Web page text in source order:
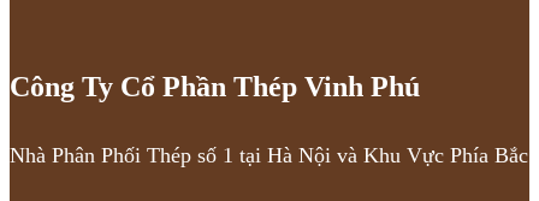
Công Ty Cổ Phần Thép Vinh Phú
Nhà Phân Phối Thép số 1 tại Hà Nội và Khu Vực Phía Bắc